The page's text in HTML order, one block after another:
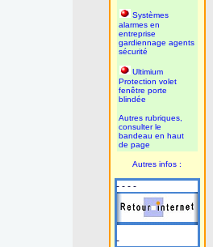
Systèmes
alarmes en
entreprise
gardiennage agents
sécurité
Ultimium
Protection volet
fenêtre porte
blindée
Autres rubriques,
consulter le
bandeau en haut
de page
Autres infos :
- - - -
-